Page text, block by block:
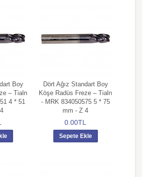
Boy
– Tialn
4 * 51
Dört Ağız Standart Boy
Köşe Radüs Freze – Tialn
- MRK 834050575 5 * 75
mm - Z 4
0.00TL
Sepete Ekle